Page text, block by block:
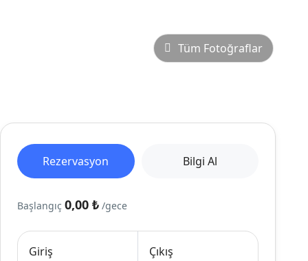
Tüm Fotoğraflar
Rezervasyon Bilgi Al
Başlangıç0,00 ₺ /gece
Giriş
Çıkış